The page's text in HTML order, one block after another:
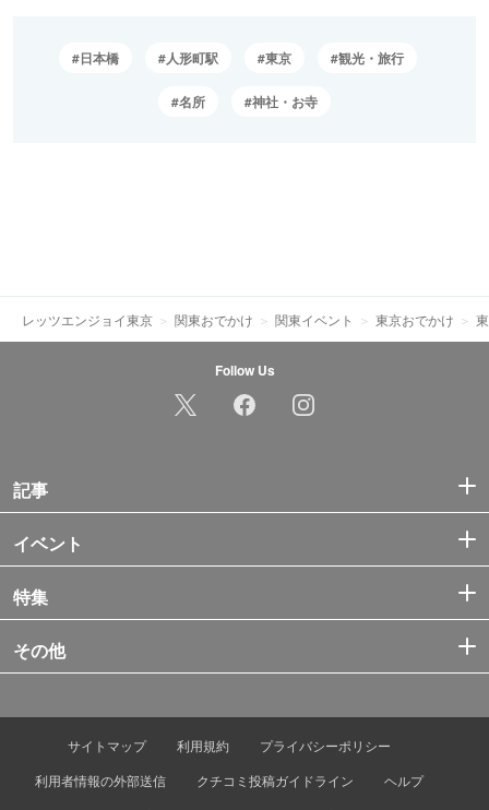
日本橋 人形町駅 東京 観光・旅行
名所 神社・お寺
レッツエンジョイ東京 関東おでかけ 関東イベント 東京おでかけ
Follow Us
記事
イベント
特集
その他
サイトマップ 利用規約
プライバシーポリシー
利用者情報の外部送信
クチコミ投稿ガイドライン
ヘルプ